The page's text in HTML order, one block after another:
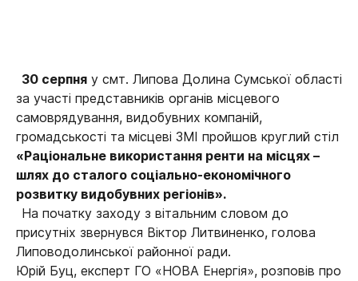
30 серпня у смт. Липова Долина Сумської області
за участі представників органів місцевого
самоврядування, видобувних компаній,
громадськості та місцеві ЗМІ пройшов круглий стіл
«Раціональне використання ренти на місцях –
шлях до сталого соціально-економічного
розвитку видобувних регіонів».
На початку заходу з вітальним словом до
присутніх звернувся Віктор Литвиненко, голова
Липоводолинської районної ради.
Юрій Буц, експерт ГО «НОВА Енергія», розповів про